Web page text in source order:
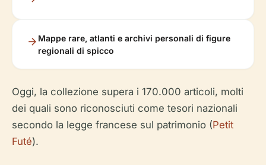
Mappe rare, atlanti e archivi personali di figure
regionali di spicco
Oggi, la collezione supera i 170.000 articoli, molti
dei quali sono riconosciuti come tesori nazionali
secondo la legge francese sul patrimonio (Petit
Futé).